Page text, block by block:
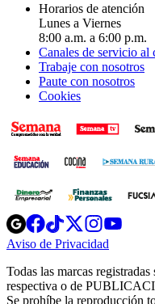
Horarios de atención
Lunes a Viernes
8:00 a.m. a 6:00 p.m.
Canales de servicio al
Trabaje con nosotros
Paute con nosotros
Cookies
Opens
in
new
Opens
in
new
Opens
in
new
window
Opens
new
window
Aviso de Privacidad
new
window
Todas las marcas
respectiva o de
Se prohíbe la reproducción